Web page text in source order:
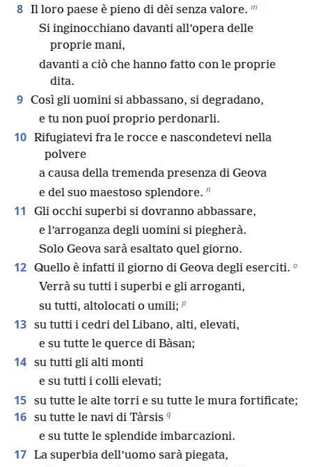
8 Il loro paese è pieno di dèi senza valore. m
Si inginocchiano davanti all’opera delle
proprie mani,
davanti a ciò che hanno fatto con le proprie
dita.
9 Così gli uomini si abbassano, si degradano,
e tu non puoi proprio perdonarli.
10 Rifugiatevi fra le rocce e nascondetevi nella
polvere
a causa della tremenda presenza di Geova
e del suo maestoso splendore. n
11
Gli occhi superbi si dovranno abbassare,
e l’arroganza degli uomini si piegherà.
Solo Geova sarà esaltato quel giorno.
12 Quello è infatti il giorno di Geova degli eserciti. o
Verrà su tutti i superbi e gli arroganti,
su tutti, altolocati o umili; p
13 su tutti i cedri del Libano, alti, elevati,
e su tutte le querce di Bàsan;
14 su tutti gli alti monti
e su tutti i colli elevati;
15 su tutte le alte torri e su tutte le mura fortificate;
16 su tutte le navi di Tàrsis q
e su tutte le splendide imbarcazioni.
17 La superbia dell’uomo sarà piegata,